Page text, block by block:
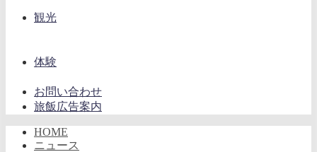
観光
体験
お問い合わせ
旅飯広告案内
HOME
ニュース